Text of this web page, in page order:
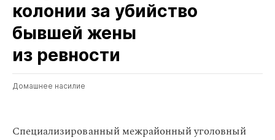
колонии за убийство
бывшей жены
из ревности
Домашнее насилие
Специализированный межрайонный уголовный